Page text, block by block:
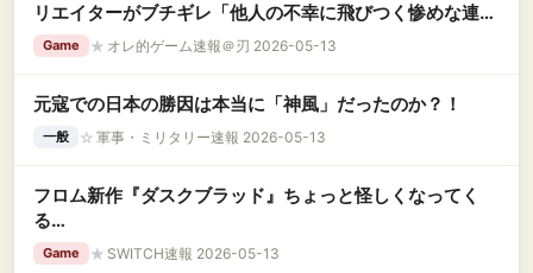
リエイターがブチギレ「他人の不幸に飛びつく惨めな連
中」「挑戦者を笑って、自分は誇れることをしたのか」
Game ★ オレ的ゲーム速報＠刃 2026-05-13
元寇での日本の勝因は本当に「神風」だったのか？！
一般 ☆ 軍事・ミリタリー速報 2026-05-13
フロム新作『ダスクブラッド』ちょっと怪しくなってく
る…
Game ★ SWITCH速報 2026-05-13